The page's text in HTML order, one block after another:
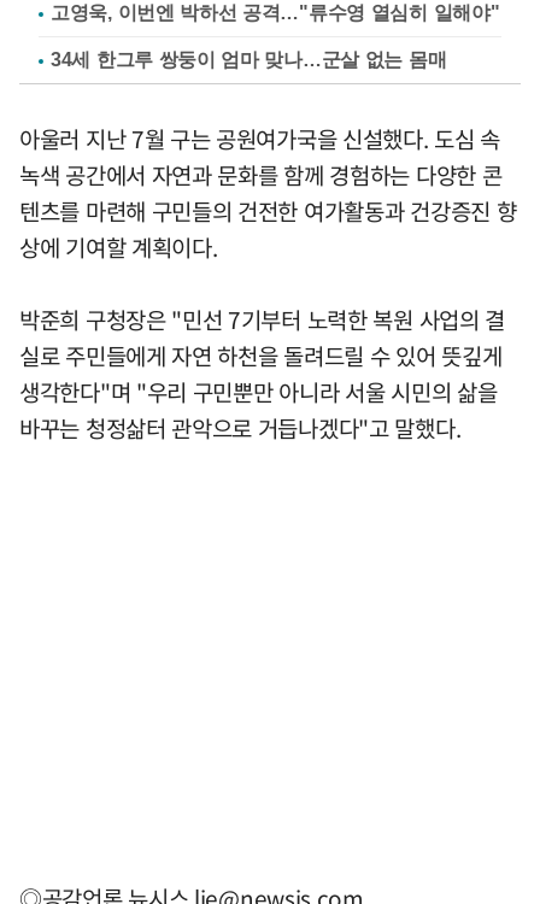
고영욱, 이번엔 박하선 공격…"류수영 열심히 일해야"
34세 한그루 쌍둥이 엄마 맞나…군살 없는 몸매
아울러 지난 7월 구는 공원여가국을 신설했다. 도심 속
녹색 공간에서 자연과 문화를 함께 경험하는 다양한 콘
텐츠를 마련해 구민들의 건전한 여가활동과 건강증진 향
상에 기여할 계획이다.
박준희 구청장은 "민선 7기부터 노력한 복원 사업의 결
실로 주민들에게 자연 하천을 돌려드릴 수 있어 뜻깊게
생각한다"며 "우리 구민뿐만 아니라 서울 시민의 삶을
바꾸는 청정삶터 관악으로 거듭나겠다"고 말했다.